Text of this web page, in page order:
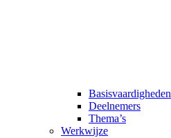
Basisvaardigheden
Deelnemers
Thema’s
Werkwijze